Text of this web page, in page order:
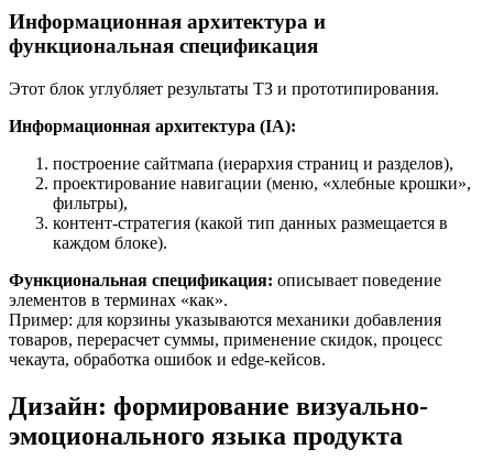
Информационная архитектура и
функциональная спецификация
Этот блок углубляет результаты ТЗ и прототипирования.
Информационная архитектура (IA):
построение сайтмапа (иерархия страниц и разделов),
проектирование навигации (меню, «хлебные крошки»,
фильтры),
контент-стратегия (какой тип данных размещается в
каждом блоке).
Функциональная спецификация: описывает поведение
элементов в терминах «как».
Пример: для корзины указываются механики добавления
товаров, перерасчет суммы, применение скидок, процесс
чекаута, обработка ошибок и edge-кейсов.
Дизайн: формирование визуально-
эмоционального языка продукта